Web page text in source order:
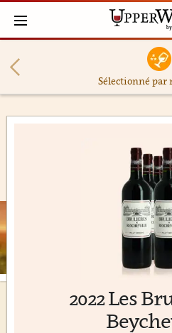
Sélectionné par
2022 Les